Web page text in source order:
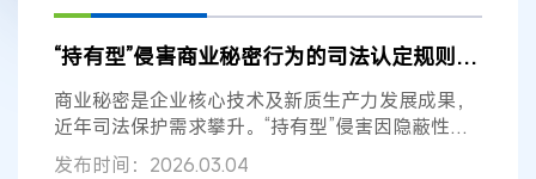
“持有型”侵害商业秘密行为的司法认定规则之厘清与再造
商业秘密是企业核心技术及新质生产力发展成果，
近年司法保护需求攀升。“持有型”侵害因隐蔽性成
新挑战，司法认定需考量是否致秘...
发布时间：2026.03.04